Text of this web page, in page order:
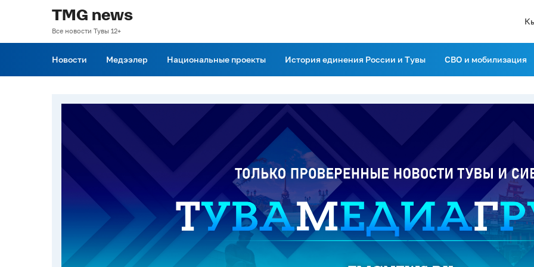
TMG news
Все новости Тувы 12+
Новости Медээлер Национальные проекты История единения России и Тувы СВО и мобилизация